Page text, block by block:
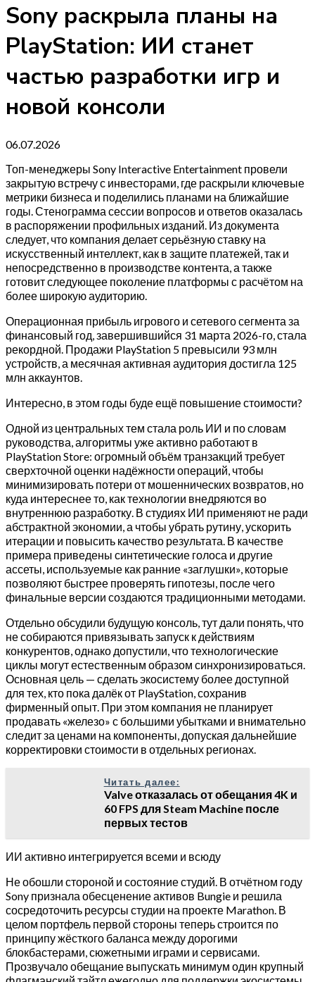
Sony раскрыла планы на
PlayStation: ИИ станет
частью разработки игр и
новой консоли
06.07.2026
Топ-менеджеры Sony Interactive Entertainment провели
закрытую встречу с инвесторами, где раскрыли ключевые
метрики бизнеса и поделились планами на ближайшие
годы. Стенограмма сессии вопросов и ответов оказалась
в распоряжении профильных изданий. Из документа
следует, что компания делает серьёзную ставку на
искусственный интеллект, как в защите платежей, так и
непосредственно в производстве контента, а также
готовит следующее поколение платформы с расчётом на
более широкую аудиторию.
Операционная прибыль игрового и сетевого сегмента за
финансовый год, завершившийся 31 марта 2026-го, стала
рекордной. Продажи PlayStation 5 превысили 93 млн
устройств, а месячная активная аудитория достигла 125
млн аккаунтов.
Интересно, в этом годы буде ещё повышение стоимости?
Одной из центральных тем стала роль ИИ и по словам
руководства, алгоритмы уже активно работают в
PlayStation Store: огромный объём транзакций требует
сверхточной оценки надёжности операций, чтобы
минимизировать потери от мошеннических возвратов, но
куда интереснее то, как технологии внедряются во
внутреннюю разработку. В студиях ИИ применяют не ради
абстрактной экономии, а чтобы убрать рутину, ускорить
итерации и повысить качество результата. В качестве
примера приведены синтетические голоса и другие
ассеты, используемые как ранние «заглушки», которые
позволяют быстрее проверять гипотезы, после чего
финальные версии создаются традиционными методами.
Отдельно обсудили будущую консоль, тут дали понять, что
не собираются привязывать запуск к действиям
конкурентов, однако допустили, что технологические
циклы могут естественным образом синхронизироваться.
Основная цель — сделать экосистему более доступной
для тех, кто пока далёк от PlayStation, сохранив
фирменный опыт. При этом компания не планирует
продавать «железо» с большими убытками и внимательно
следит за ценами на компоненты, допуская дальнейшие
корректировки стоимости в отдельных регионах.
Читать далее:
Valve отказалась от обещания 4K и
60 FPS для Steam Machine после
первых тестов
ИИ активно интегрируется всеми и всюду
Не обошли стороной и состояние студий. В отчётном году
Sony признала обесценение активов Bungie и решила
сосредоточить ресурсы студии на проекте Marathon. В
целом портфель первой стороны теперь строится по
принципу жёсткого баланса между дорогими
блокбастерами, сюжетными играми и сервисами.
Прозвучало обещание выпускать минимум один крупный